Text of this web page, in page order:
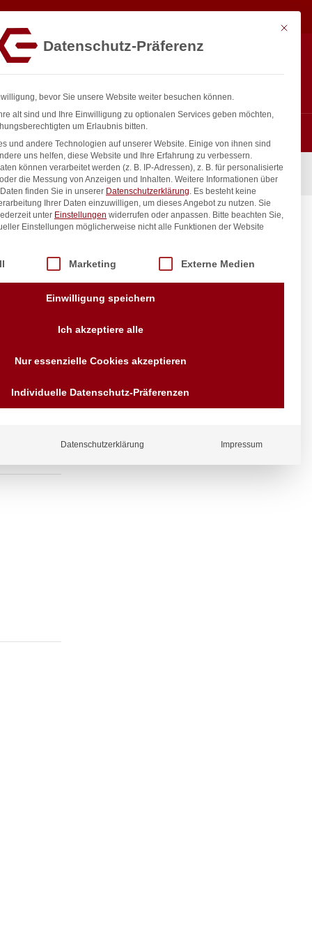
inkl. / exkl. MwSt.
Anfragen
Wir sind seit über 40 Jahren
für Sie da
Vorrauskasse Paypal,
Kreditkarte, Direkt
€ exkl. MwSt. In den Warenkorb
Mit
Datenschutz-Präferenz
bevor Sie unsere Website weiter besuchen können.
alt sind und Ihre Einwilligung zu optionalen Services geben möchten,
um Erlaubnis bitten.
und andere Technologien auf unserer Website. Einige von ihnen sind
uns helfen, diese Website und Ihre Erfahrung zu verbessern.
können verarbeitet werden (z. B. IP-Adressen), z. B. für personalisierte
die Messung von Anzeigen und Inhalten. Weitere Informationen über
finden Sie in unserer Datenschutzerklärung. Es besteht keine
Ihrer Daten einzuwilligen, um dieses Angebot zu nutzen. Sie
unter Einstellungen widerrufen oder anpassen. Bitte beachten Sie,
Einstellungen möglicherweise nicht alle Funktionen der Website
Service-Gruppen, für die eine Einwilligung erteilt werden kann.
Marketing Externe Medien
Einwilligung speichern
Ich akzeptiere alle
Nur essenzielle Cookies akzeptieren
Individuelle Datenschutz-Präferenzen
Datenschutzerklärung Impressum